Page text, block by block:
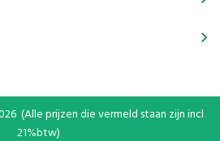
(Alle prijzen die vermeld staan zijn incl
21%btw)